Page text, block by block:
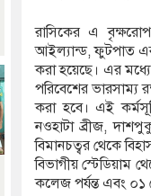
রাসিকের এ
আইল্যান্ড, ফুটপাত এবং
করা হয়েছে। এর
পরিবেশের ভারসাম্য
করা হবে। এই
নওহাটা ব্রীজ,
বিমানচত্বর থেকে
বিভাগীয় স্টেডিয়াম
কলেজ পর্যন্ত এবং ০১